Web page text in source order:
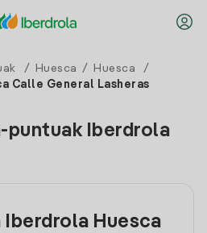
/ Huesca / Huesca
/
Calle General Lasheras
puntuak Iberdrola
Huesca